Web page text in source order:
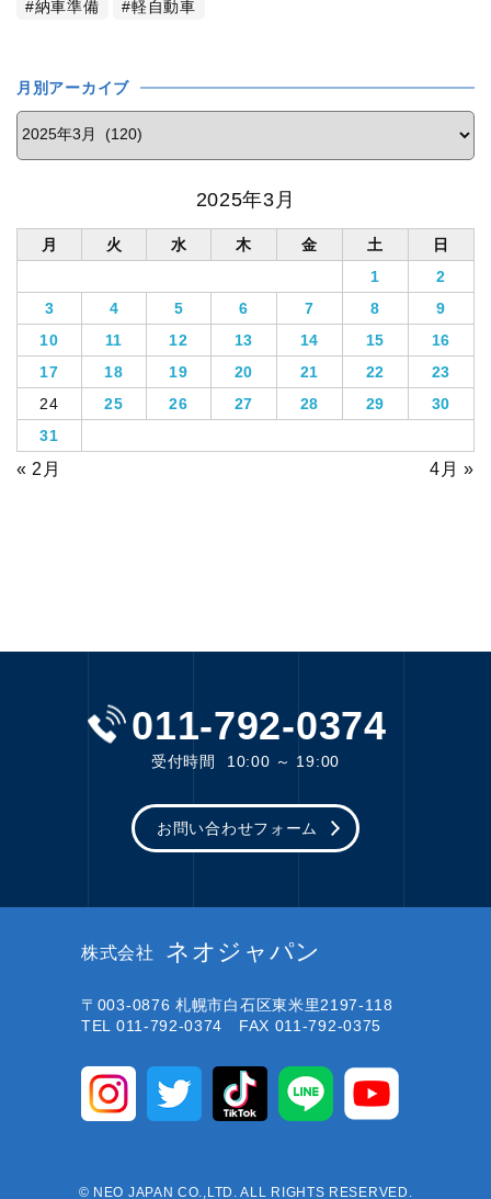
納車準備
軽自動車
月別アーカイブ
2025年3月
月 火 水 木 金 土
日
1
2
3
4 5 6 7 8
9
10
11 12 13 14 15
16
17
18 19 20 21 22
23
24
25 26 27 28 29
30
31
« 2月 4月 »
011-792-0374
受付時間 10:00 ～ 19:00
お問い合わせフォーム
株式会社 ネオジャパン
〒003-0876 札幌市白石区東米里2197-118
TEL 011-792-0374 FAX 011-792-0375
© NEO JAPAN CO.,LTD. ALL RIGHTS RESERVED.